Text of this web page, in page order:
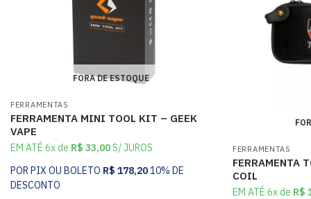
FORA DE ESTOQUE
FERRAMENTAS
FERRAMENTA MINI TOOL KIT – GEEK
VAPE
EM ATÉ 6x de R$ 33,00S/ JUROS
POR PIX OU BOLETO R$ 178,2010% DE
DESCONTO
FERRAMENTAS
FERRAMENTA
COIL
EM ATÉ 6x de R$